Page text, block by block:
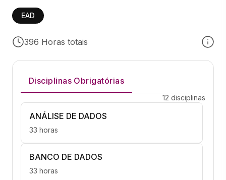
EAD
396 Horas totais
Disciplinas Obrigatórias
12 disciplinas
ANÁLISE DE DADOS
33 horas
BANCO DE DADOS
33 horas